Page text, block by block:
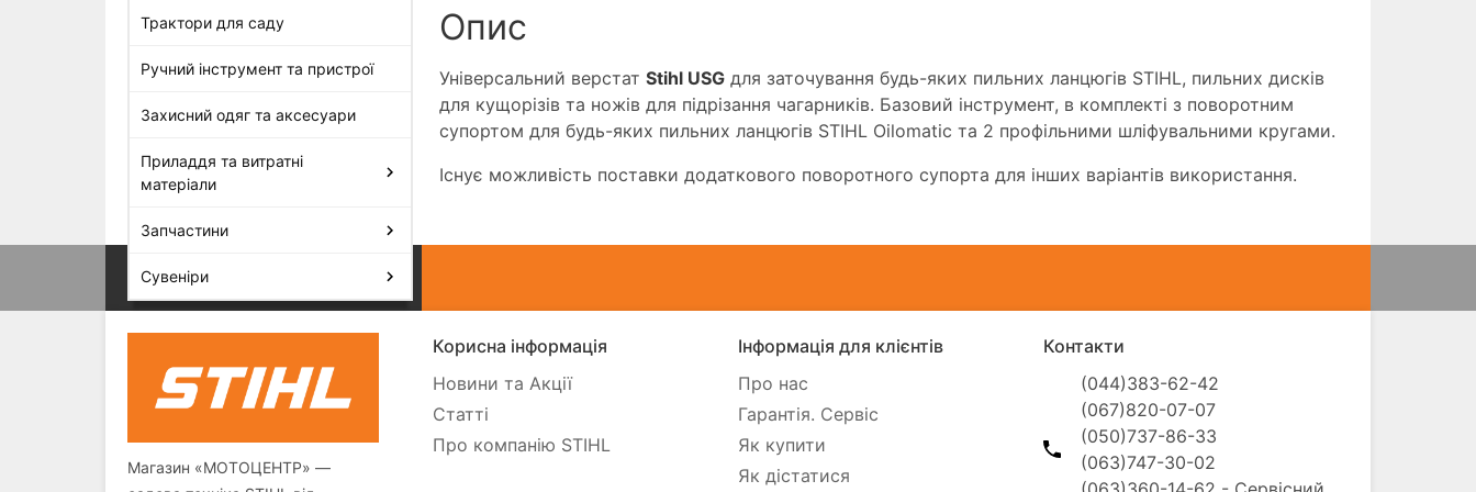
Трактори для саду
Ручний інструмент та пристрої
Захисний одяг та аксесуари
Приладдя та витратні
матеріали
Запчастини
Сувеніри
Опис
Універсальний верстат Stihl USG для заточування будь-яких пильних ланцюгів STIHL, пильних дисків
для кущорізів та ножів для підрізання чагарників. Базовий інструмент, в комплекті з поворотним
супортом для будь-яких пильних ланцюгів STIHL Oilomatic та 2 профільними шліфувальними кругами.
Існує можливість поставки додаткового поворотного супорта для інших варіантів використання.
Магазин «МОТОЦЕНТР» —
Корисна інформація
Новини та Акції
Статті
Про компанію STIHL
Інформація для клієнтів
Про нас
Гарантія. Сервіс
Як купити
Як дістатися
Контакти
(044)383-62-42
(067)820-07-07
(050)737-86-33
(063)747-30-02